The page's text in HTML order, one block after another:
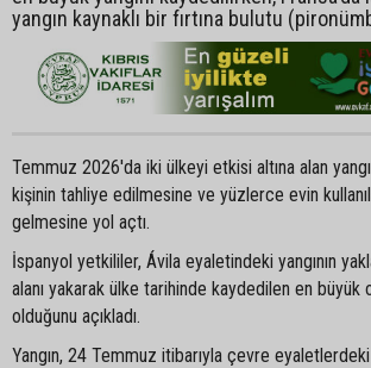
yangın kaynaklı bir fırtına bulutu
Temmuz 2026'da iki ülkeyi etkisi altına alan
kişinin tahliye edilmesine ve yüzlerce evin
gelmesine yol açtı.
İspanyol yetkililer, Ávila eyaletindeki yangının
alanı yakarak ülke tarihinde kaydedilen en büyük
olduğunu açıkladı.
Yangın, 24 Temmuz itibarıyla çevre